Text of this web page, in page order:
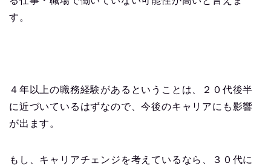
す。
４年以上の職務経験があるということは、２０代後半
に近づいているはずなので、今後のキャリアにも影響
が出ます。
もし、キャリアチェンジを考えているなら、３０代に